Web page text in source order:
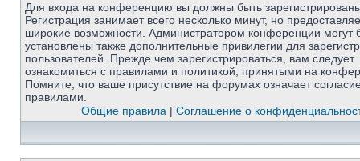
Для входа на конференцию вы должны быть
Регистрация занимает всего несколько минут, но
широкие возможности. Администратором конференции могут
установлены также дополнительные привилегии для
пользователей. Прежде чем зарегистрироваться, вам следует
ознакомиться с правилами и политикой, принятыми на
Помните, что ваше присутствие на форумах означает
правилами.
Общие правила | Соглашение о